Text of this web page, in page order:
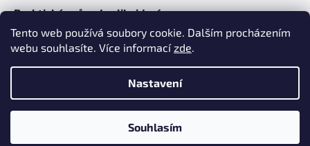
Tento web používá soubory cookie. Dalším procházením
webu souhlasíte. Více informacízde.
Nastavení
Souhlasím
Praktický průvodce likvidací.
ARCHIV
Vytvořil Shoptet
Lightek Design s.r.o.